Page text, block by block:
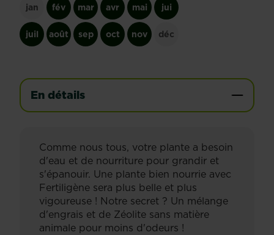
jan fév mar avr mai jui
juil août sep oct nov déc
En détails
Comme nous tous, votre plante a besoin
d'eau et de nourriture pour grandir et
s'épanouir. Une plante bien nourrie avec
Fertiligène sera plus belle et plus
vigoureuse ! Notre secret ? Un mélange
d'engrais et de Zéolite sans matière
animale pour moins d'odeurs !